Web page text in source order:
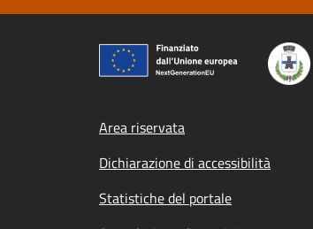
Footer menu
Area riservata
Dichiarazione di accessibilità
Statistiche del portale